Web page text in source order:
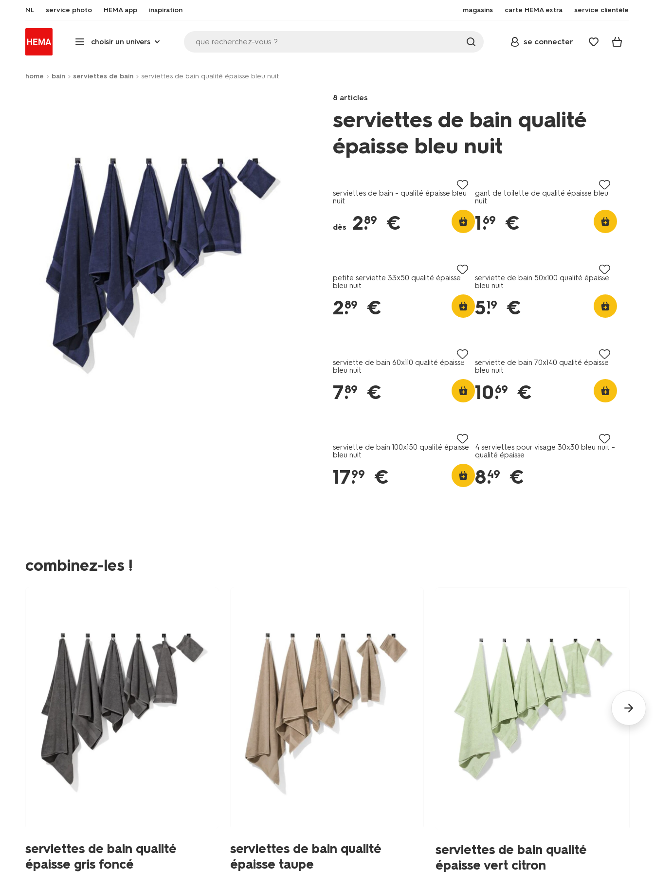
NL service photo HEMA app inspiration magasins carte HEMA extra service clientèle
choisir un univers que recherchez-vous ? se connecter
home bain serviettes de bain serviettes de bain qualité épaisse bleu nuit
8 articles
serviettes de bain qualité
épaisse bleu nuit
toilette/serviettes-
de-
bain/serviettes-
de-
nuit-
200837.html
serviettes de bain - qualité épaisse bleu
nuit
dès 2.
89 €
gant de toilette de qualité épaisse bleu
nuit
1.
69 €
petite serviette 33x50 qualité épaisse
bleu nuit
2.
89 €
serviette de bain 50x100 qualité épaisse
bleu nuit
5.
19 €
serviette de bain 60x110 qualité épaisse
bleu nuit
7.
89 €
serviette de bain 70x140 qualité épaisse
bleu nuit
10.
69 €
serviette de bain 100x150 qualité épaisse
bleu nuit
17.
99 €
4 serviettes pour visage 30x30 bleu nuit -
qualité épaisse
8.
49 €
combinez-les !
serviettes de bain qualité
épaisse gris foncé
serviettes de bain qualité
épaisse taupe
serviettes de bain qualité
épaisse vert citron